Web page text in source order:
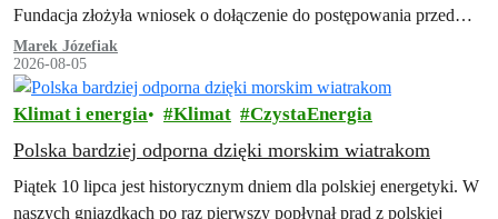
Fundacja złożyła wniosek o dołączenie do postępowania przed
Trybunałem Sprawiedliwości Unii…
Marek Józefiak
2026-08-05
Klimat i energia Klimat CzystaEnergia
Polska bardziej odporna dzięki morskim wiatrakom
Piątek 10 lipca jest historycznym dniem dla polskiej energetyki. W
naszych gniazdkach po raz pierwszy popłynął prąd z polskiej